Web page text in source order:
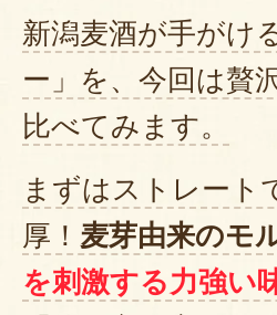
新潟麦酒が手がけ
ー」を、今回は贅
比べてみます。
まずはストレー
厚！ 麦芽由来のモ
を刺激する力強い